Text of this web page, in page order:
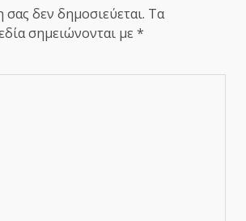
δεν δημοσιεύεται. Τα
σημειώνονται με *